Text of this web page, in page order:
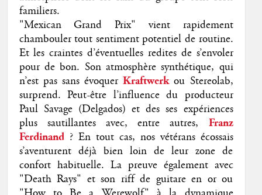
familiers.
"Mexican Grand Prix" vient rapidement
chambouler tout sentiment potentiel de routine.
Et les craintes d’éventuelles redites de s’envoler
pour de bon. Son atmosphère synthétique, qui
n’est pas sans évoquerKraftwerkou Stereolab,
surprend. Peut-être l’influence du producteur
Paul Savage (Delgados) et des ses expériences
plus sautillantes avec, entre autres, Franz
Ferdinand ? En tout cas, nos vétérans écossais
s’aventurent déjà bien loin de leur zone de
confort habituelle. La preuve également avec
"Death Rays" et son riff de guitare en or ou